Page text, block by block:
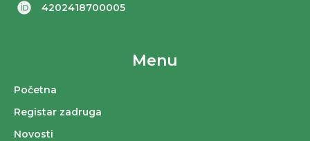
4202418700005
Menu
Početna
Registar zadruga
Novosti